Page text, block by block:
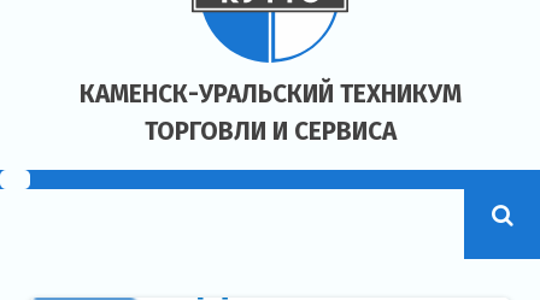
КАМЕНСК-УРАЛЬСКИЙ ТЕХНИКУМ
ТОРГОВЛИ И СЕРВИСА